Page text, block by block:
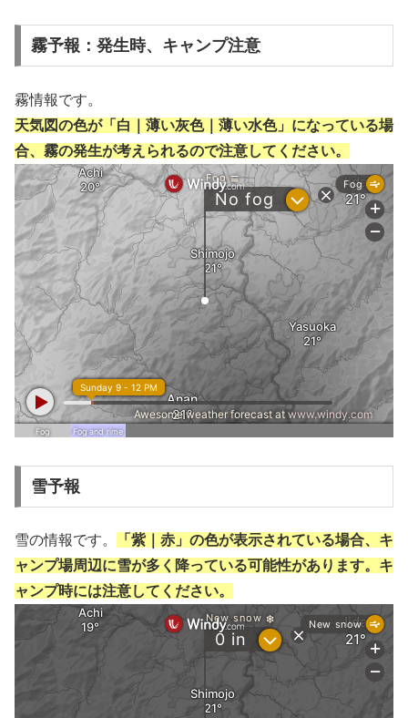
霧予報：発生時、キャンプ注意
霧情報です。
天気図の色が「白｜薄い灰色｜薄い水色」になっている場
合、霧の発生が考えられるので注意してください。
雪予報
雪の情報です。
「紫｜赤」の色が表示されている場合、キ
ャンプ場周辺に雪が多く降っている可能性があります。キ
ャンプ時には注意してください。